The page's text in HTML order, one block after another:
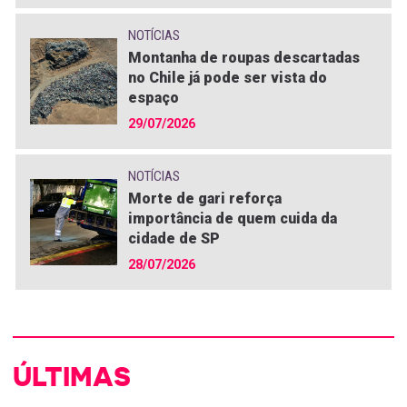
NOTÍCIAS
Montanha de roupas descartadas
no Chile já pode ser vista do
espaço
29/07/2026
NOTÍCIAS
Morte de gari reforça
importância de quem cuida da
cidade de SP
28/07/2026
ÚLTIMAS